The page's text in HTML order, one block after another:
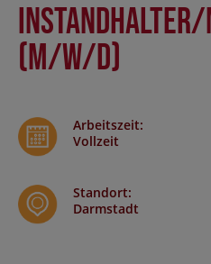
(m/w/d)
Arbeitszeit:
Vollzeit
Standort:
Darmstadt